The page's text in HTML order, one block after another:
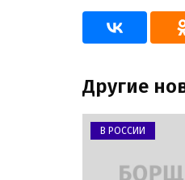
Другие
В РОССИИ